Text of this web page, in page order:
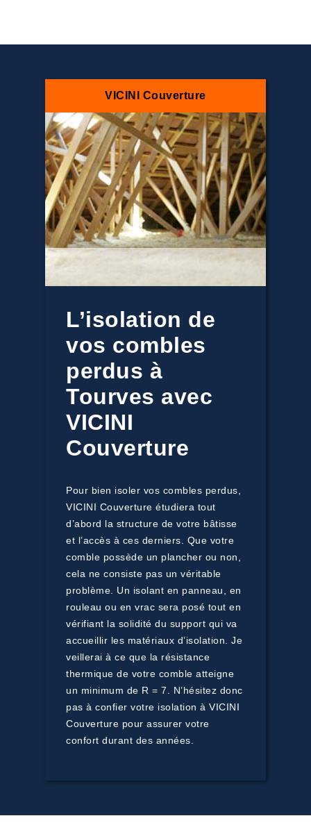
VICINI Couverture
L’isolation de
vos combles
perdus à
Tourves avec
VICINI
Couverture
Pour bien isoler vos combles perdus,
VICINI Couverture étudiera tout
d’abord la structure de votre bâtisse
et l’accès à ces derniers. Que votre
comble possède un plancher ou non,
cela ne consiste pas un véritable
problème. Un isolant en panneau, en
rouleau ou en vrac sera posé tout en
vérifiant la solidité du support qui va
accueillir les matériaux d’isolation. Je
veillerai à ce que la résistance
thermique de votre comble atteigne
un minimum de R = 7. N’hésitez donc
pas à confier votre isolation à VICINI
Couverture pour assurer votre
confort durant des années.